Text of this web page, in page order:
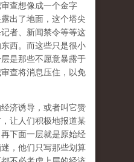
查想像成一个金字
出了地面，这个塔尖
者、新闻禁令等等这
西。而这些只是很小
是那些不愿意暴露于
查将消息压住，以免
济诱导，或者叫它赞
让人们积极地报道某
下面一层就是原始经
，他们只写那些划算